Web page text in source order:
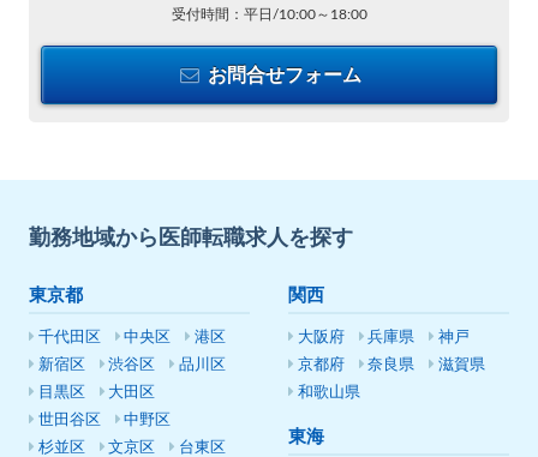
受付時間：平日/10:00～18:00
お問合せフォーム
勤務地域から医師転職求人を探す
東京都
千代田区 中央区
港区
新宿区
渋谷区
品川区
目黒区
大田区
世田谷区
中野区
杉並区
文京区
台東区
関西
大阪府 兵庫県
神戸
京都府
奈良県
滋賀県
和歌山県
東海